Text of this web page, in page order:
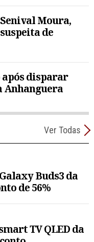
Moura,
de
após disparar
Ver Todas
Buds3 da
de 56%
TV QLED da